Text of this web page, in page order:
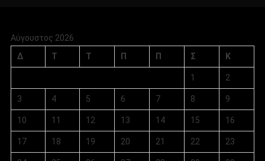
Αύγουστος 2026
Δ
Τ Τ Π Π Σ Κ
1 2
3 4 5 6 7 8 9
10 11 12 13 14 15 16
17 18 19 20 21 22 23